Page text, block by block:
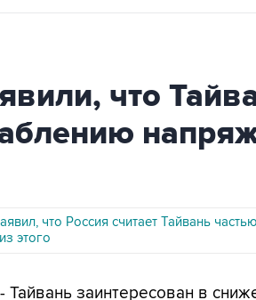
что
что Россия считает Тайвань
этого
Тайвань заинтересован в